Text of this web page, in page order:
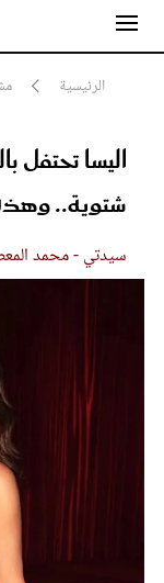
الرئيسية
اليسا تحتفل
شتوية..
سيدتي - محمد
مشاهير
أناقة
جمال
سيدتي وطفلك
لايف ستايل
مطبخ سيدتي
مقالات الرأي
عروس سيدتي